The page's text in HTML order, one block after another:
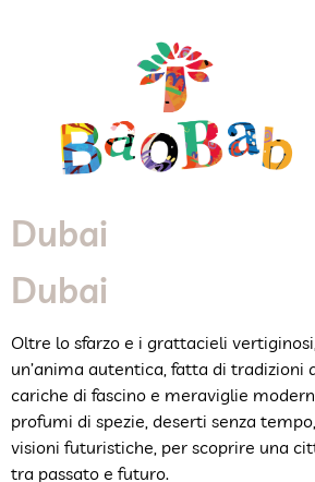
Dubai
Dubai
Oltre lo sfarzo e i grattacieli
un’anima autentica, fatta di tradizioni
cariche di fascino e meraviglie
profumi di spezie, deserti senza
visioni futuristiche, per scoprire una
tra passato e futuro.